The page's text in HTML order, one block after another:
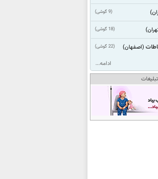
(9 گوشی)
(18 گوشی)
(22 گوشی)
(اصفهان)
ادامه...
تبلیغات